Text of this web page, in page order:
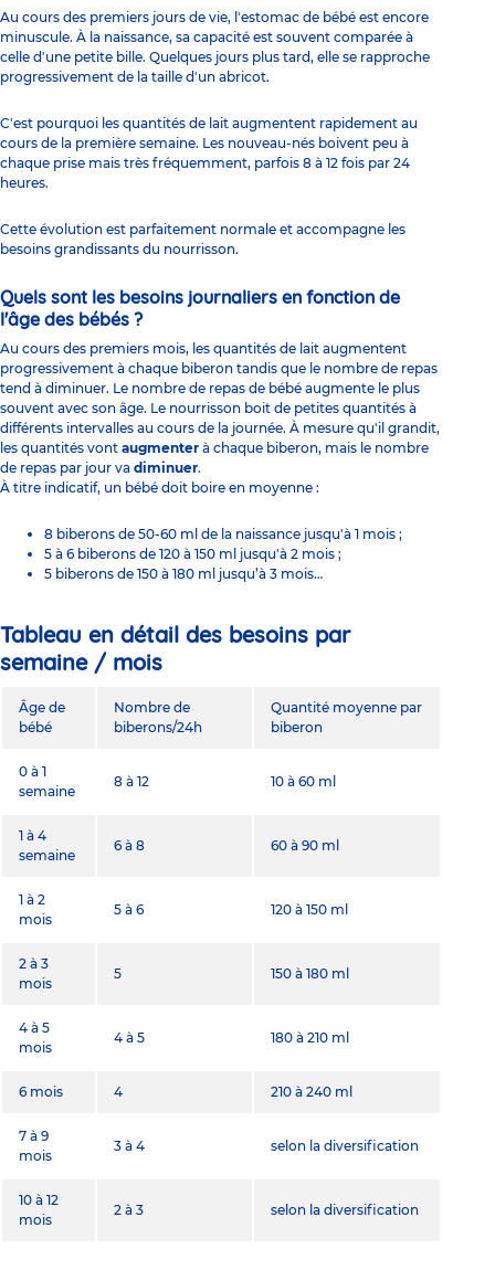
Au cours des premiers jours de vie, l'estomac de bébé est encore
minuscule. À la naissance, sa capacité est souvent comparée à
celle d'une petite bille. Quelques jours plus tard, elle se rapproche
progressivement de la taille d'un abricot.
C'est pourquoi les quantités de lait augmentent rapidement au
cours de la première semaine. Les nouveau-nés boivent peu à
chaque prise mais très fréquemment, parfois 8 à 12 fois par 24
heures.
Cette évolution est parfaitement normale et accompagne les
besoins grandissants du nourrisson.
Quels sont les besoins journaliers en fonction de
l'âge des bébés ?
Au cours des premiers mois, les quantités de lait augmentent
progressivement à chaque biberon tandis que le nombre de repas
tend à diminuer. Le nombre de repas de bébé augmente le plus
souvent avec son âge. Le nourrisson boit de petites quantités à
différents intervalles au cours de la journée. À mesure qu'il grandit,
les quantités vont augmenter à chaque biberon, mais le nombre
de repas par jour va diminuer.
À titre indicatif, un bébé doit boire en moyenne :
8 biberons de 50-60 ml de la naissance jusqu'à 1 mois ;
5 à 6 biberons de 120 à 150 ml jusqu'à 2 mois ;
5 biberons de 150 à 180 ml jusqu’à 3 mois…
Tableau en détail des besoins par
semaine / mois
Âge de
bébé
Nombre de
biberons/24h
Quantité moyenne par
biberon
0 à 1
semaine
8 à 12 10 à 60 ml
1 à 4
semaine
6 à 8 60 à 90 ml
1 à 2
mois
5 à 6 120 à 150 ml
2 à 3
mois
5 150 à 180 ml
4 à 5
mois
4 à 5 180 à 210 ml
6 mois 4 210 à 240 ml
7 à 9
mois
3 à 4 selon la diversification
10 à 12
mois
2 à 3 selon la diversification